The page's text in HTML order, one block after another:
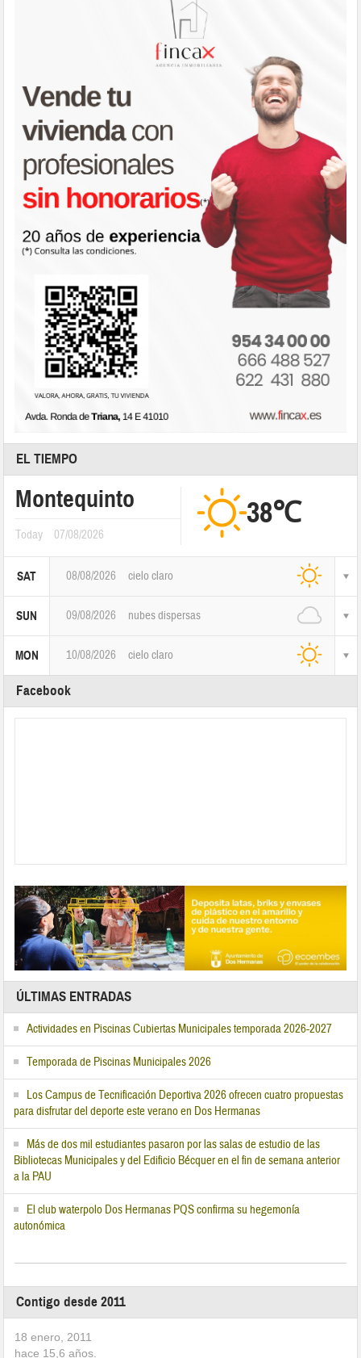
EL TIEMPO
Montequinto
Today 07/08/2026
38℃
SAT 08/08/2026 cielo claro
SUN 09/08/2026 nubes dispersas
MON 10/08/2026 cielo claro
Facebook
ÚLTIMAS ENTRADAS
Actividades en Piscinas Cubiertas Municipales temporada 2026-2027
Temporada de Piscinas Municipales 2026
Los Campus de Tecnificación Deportiva 2026 ofrecen cuatro propuestas
para disfrutar del deporte este verano en Dos Hermanas
Más de dos mil estudiantes pasaron por las salas de estudio de las
Bibliotecas Municipales y del Edificio Bécquer en el fin de semana anterior
a la PAU
El club waterpolo Dos Hermanas PQS confirma su hegemonía
autonómica
Contigo desde 2011
18 enero, 2011
hace 15,6 años.